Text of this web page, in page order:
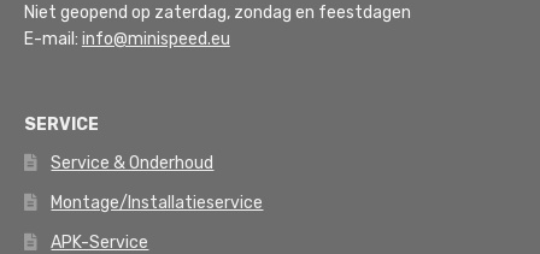
Niet geopend op zaterdag, zondag en feestdagen
E-mail: info@minispeed.eu
SERVICE
Service & Onderhoud
Montage/Installatieservice
APK-Service